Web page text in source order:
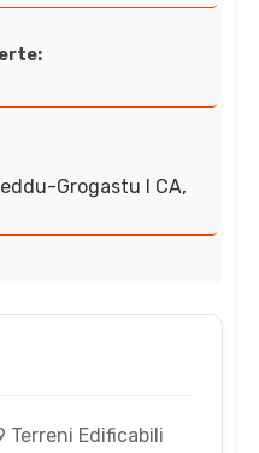
Grogastu I CA,
Terreni Edificabili